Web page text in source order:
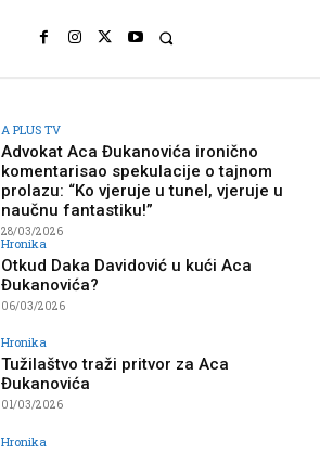
A PLUS TV
Advokat Aca Đukanovića ironično
komentarisao spekulacije o tajnom
prolazu: “Ko vjeruje u tunel, vjeruje u
naučnu fantastiku!”
28/03/2026
Hronika
Otkud Daka Davidović u kući Aca
Đukanovića?
06/03/2026
Hronika
Tužilaštvo traži pritvor za Aca
Đukanovića
01/03/2026
Hronika